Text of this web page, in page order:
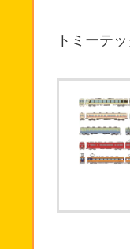
トミーテ